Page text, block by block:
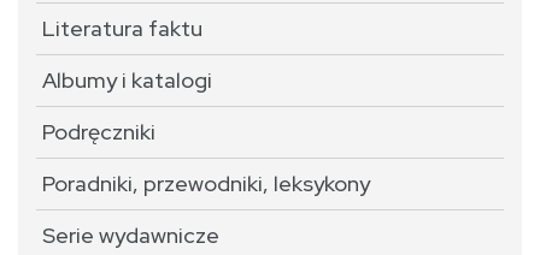
Literatura faktu
Albumy i katalogi
Podręczniki
Poradniki, przewodniki, leksykony
Serie wydawnicze